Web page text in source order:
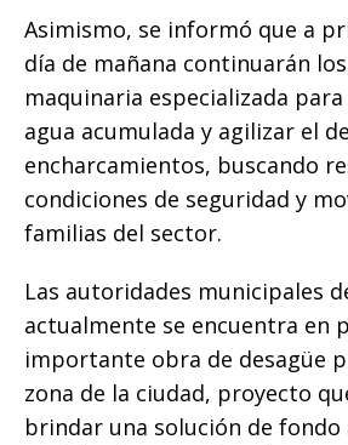
Asimismo, se informó que a
día de mañana continuarán
maquinaria especializada
agua acumulada y agilizar el
encharcamientos, buscando
condiciones de seguridad y
familias del sector.
Las autoridades municipales
actualmente se encuentra en
importante obra de desagüe
zona de la ciudad, proyecto
brindar una solución de fondo